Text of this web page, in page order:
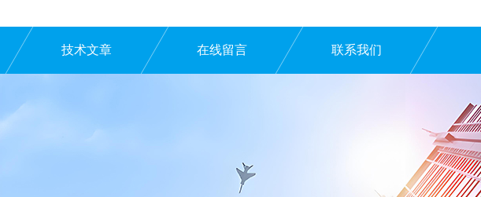
技术文章 在线留言 联系我们